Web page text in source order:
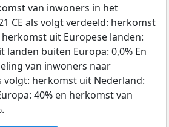
van inwoners in het
CE als volgt verdeeld: herkomst
uit Europese landen:
landen buiten Europa: 0,0% En
van inwoners naar
volgt: herkomst uit Nederland:
40% en herkomst van